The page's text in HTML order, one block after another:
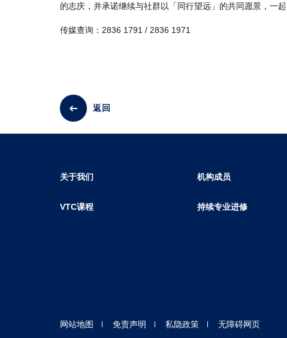
的志庆，并承诺继续与社群以「同行望远」的共同愿景，一起
传媒查询：2836 1791 / 2836 1971
返回
关于我们 机构成员
VTC课程 持续专业进修
网站地图 免责声明 私隐政策 无障碍网页